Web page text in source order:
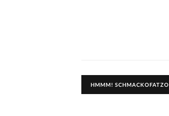
HMMM! SCHMACKOFATZO